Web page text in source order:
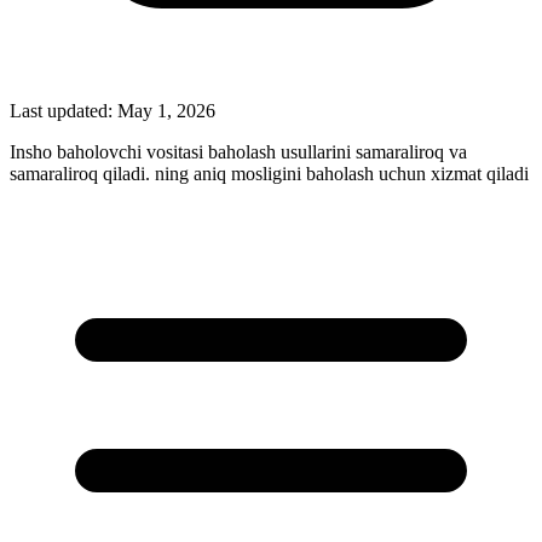
Last updated: May 1, 2026
Insho baholovchi vositasi baholash usullarini samaraliroq va
samaraliroq qiladi. ning aniq mosligini baholash uchun xizmat qiladi